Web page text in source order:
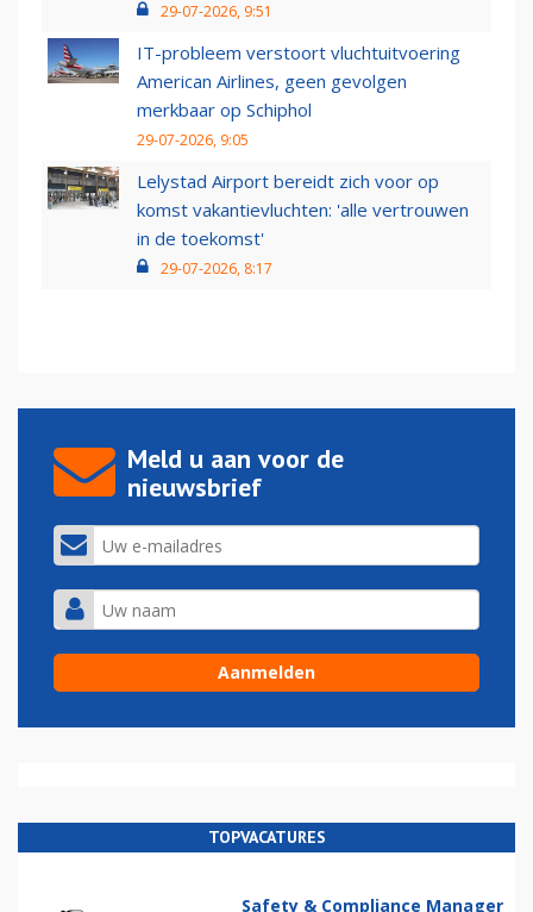
29-07-2026, 9:51
IT-probleem verstoort vluchtuitvoering
American Airlines, geen gevolgen
merkbaar op Schiphol
29-07-2026, 9:05
Lelystad Airport bereidt zich voor op
komst vakantievluchten: 'alle vertrouwen
in de toekomst'
29-07-2026, 8:17
Meld u aan voor de
nieuwsbrief
TOPVACATURES
Safety & Compliance Manager